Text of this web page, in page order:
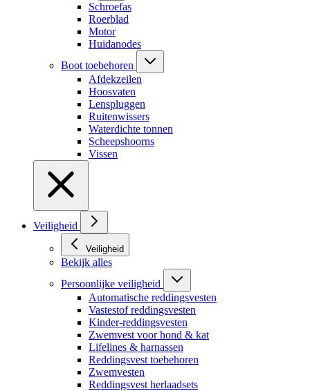
Schroefas
Roerblad
Motor
Huidanodes
Boot toebehoren
Afdekzeilen
Hoosvaten
Lenspluggen
Ruitenwissers
Waterdichte tonnen
Scheepshoorns
Vissen
Veiligheid
Veiligheid
Bekijk alles
Persoonlijke veiligheid
Automatische reddingsvesten
Vastestof reddingsvesten
Kinder-reddingsvesten
Zwemvest voor hond & kat
Lifelines & harnassen
Reddingsvest toebehoren
Zwemvesten
Reddingsvest herlaadsets